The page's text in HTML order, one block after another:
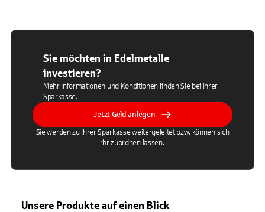
Sie möchten in Edelmetalle
investieren?
Mehr Informationen und Konditionen finden Sie bei Ihrer
Sparkasse.
Jetzt Geld anlegen
Sie werden zu Ihrer Sparkasse weitergeleitet bzw. können sich
ihr zuordnen lassen.
Unsere Produkte auf einen Blick